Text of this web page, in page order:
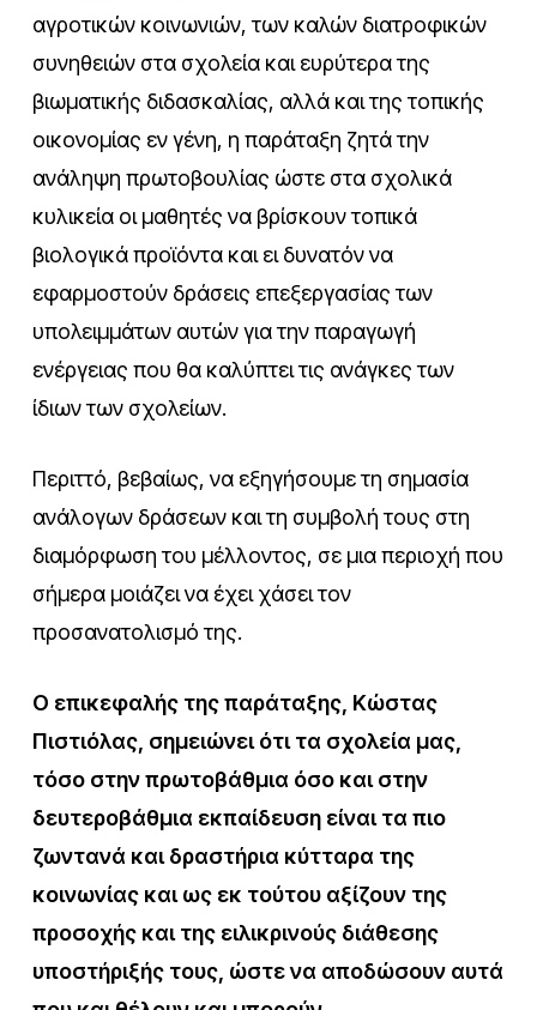
αγροτικών κοινωνιών, των καλών διατροφικών
συνηθειών στα σχολεία και ευρύτερα της
βιωματικής διδασκαλίας, αλλά και της τοπικής
οικονομίας εν γένη, η παράταξη ζητά την
ανάληψη πρωτοβουλίας ώστε στα σχολικά
κυλικεία οι μαθητές να βρίσκουν τοπικά
βιολογικά προϊόντα και ει δυνατόν να
εφαρμοστούν δράσεις επεξεργασίας των
υπολειμμάτων αυτών για την παραγωγή
ενέργειας που θα καλύπτει τις ανάγκες των
ίδιων των σχολείων.
Περιττό, βεβαίως, να εξηγήσουμε τη σημασία
ανάλογων δράσεων και τη συμβολή τους στη
διαμόρφωση του μέλλοντος, σε μια περιοχή που
σήμερα μοιάζει να έχει χάσει τον
προσανατολισμό της.
Ο επικεφαλής της παράταξης, Κώστας
Πιστιόλας, σημειώνει ότι τα σχολεία μας,
τόσο στην πρωτοβάθμια όσο και στην
δευτεροβάθμια εκπαίδευση είναι τα πιο
ζωντανά και δραστήρια κύτταρα της
κοινωνίας και ως εκ τούτου αξίζουν της
προσοχής και της ειλικρινούς διάθεσης
υποστήριξής τους, ώστε να αποδώσουν αυτά